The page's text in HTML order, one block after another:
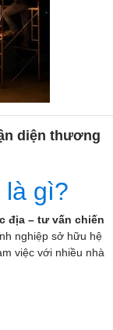
diện thương
là gì?
địa – tư vấn chiến
nghiệp sở hữu hệ
việc với nhiều nhà